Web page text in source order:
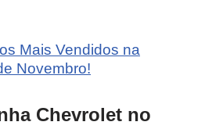
Mais Vendidos na
Novembro!
Chevrolet no